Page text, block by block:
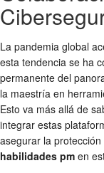
La pandemia global
esta tendencia se ha
permanente del
la maestría en
Esto va más allá de
integrar estas
asegurar la
habilidades pm en